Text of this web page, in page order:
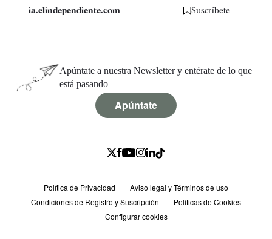
ia.elindependiente.com Suscríbete
Apúntate a nuestra Newsletter y entérate de lo que
está pasando
Apúntate
Política de Privacidad
Aviso legal y Términos de uso
Condiciones de Registro y Suscripción
Políticas de Cookies
Configurar cookies